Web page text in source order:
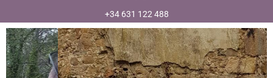
+34 631 122 488